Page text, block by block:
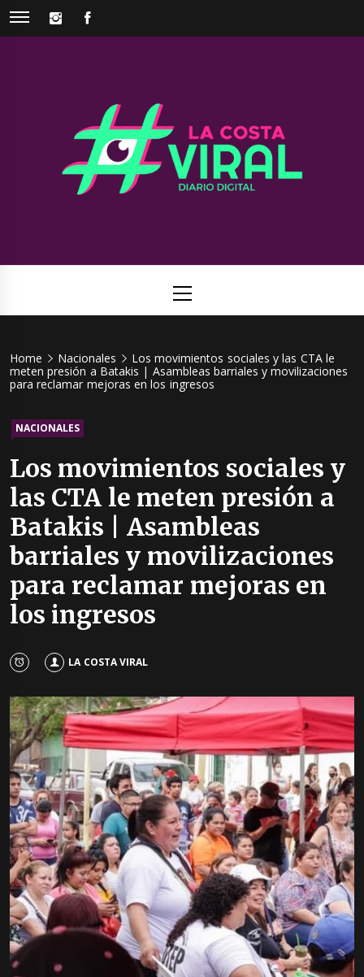
Skip
INSTAGRAM
Viral
Menu
Home Nacionales
Los movimientos sociales y las CTA le
meten presión a Batakis | Asambleas barriales y movilizaciones
para reclamar mejoras en los ingresos
NACIONALES
Los movimientos sociales y
las CTA le meten presión a
Batakis | Asambleas
barriales y movilizaciones
para reclamar mejoras en
los ingresos
LA COSTA VIRAL